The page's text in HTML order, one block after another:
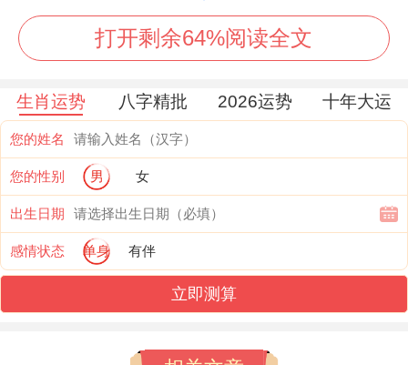
双鱼座时某个看似浪漫的邀约其实暗藏误会
风险。有伴侣的记的晚上别揪着鸡毛蒜皮的
问题不放，厨房水槽没擦干这种小事、比起
对方藏在抽屉里的惊喜旅行计划根本不值的
计较～
今天的偏财运像薛定谔的猫！
上午收到的理财推荐邮件看似诱人实则需要
检查年化收益率的小字说明.下午2点半左右
或许会收到银行误操作退款、但这笔钱三天
后要原路返回。
打开剩余64%阅读全文
生肖运势 八字精批 2026运势 十年大运
您的姓名
您的性别 男 女
出生日期
感情状态 单身 有伴
立即测算